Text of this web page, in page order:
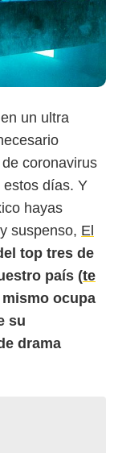
un ultra
coronavirus
estos días. Y
hayas
suspenso, El
top tres de
país (te
ocupa
su
drama